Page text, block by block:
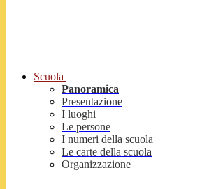
Scuola
Panoramica
Presentazione
I luoghi
Le persone
I numeri della scuola
Le carte della scuola
Organizzazione